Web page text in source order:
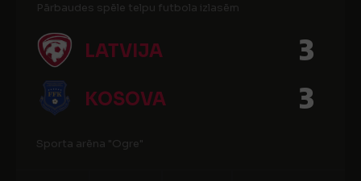
Pārbaudes spēle telpu futbola izlasēm
LATVIJA 3
KOSOVA 3
Sporta arēna "Ogre"